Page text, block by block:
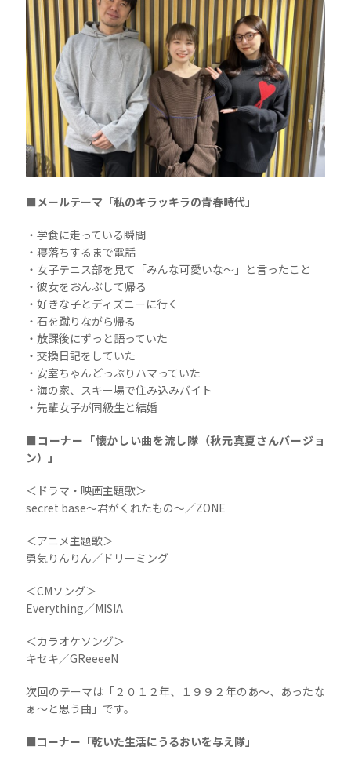
■メールテーマ「私のキラッキラの青春時代」
・学食に走っている瞬間
・寝落ちするまで電話
・女子テニス部を見て「みんな可愛いな〜」と言ったこと
・彼女をおんぶして帰る
・好きな子とディズニーに行く
・石を蹴りながら帰る
・放課後にずっと語っていた
・交換日記をしていた
・安室ちゃんどっぷりハマっていた
・海の家、スキー場で住み込みバイト
・先輩女子が同級生と結婚
■コーナー「懐かしい曲を流し隊（秋元真夏さんバージョ
ン）」
＜ドラマ・映画主題歌＞
secret base〜君がくれたもの〜／ZONE
＜アニメ主題歌＞
勇気りんりん／ドリーミング
＜CMソング＞
Everything／MISIA
＜カラオケソング＞
キセキ／GReeeeN
次回のテーマは「２０１２年、１９９２年のあ〜、あったな
ぁ〜と思う曲」です。
■コーナー「乾いた生活にうるおいを与え隊」